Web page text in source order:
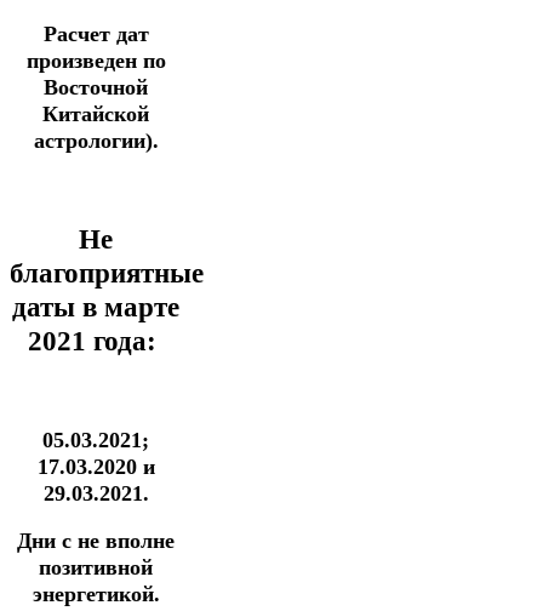
Расчет дат
произведен по
Восточной
Китайской
астрологии).
Не
благоприятные
даты в марте
2021 года:
05.03.2021;
17.03.2020 и
29.03.2021.
Дни с не вполне
позитивной
энергетикой.